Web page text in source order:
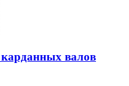
валов